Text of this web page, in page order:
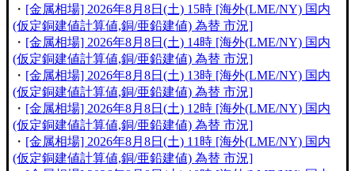
・ [金属相場] 2026年8月8日(土) 15時 [海外(LME/NY) 国内
(仮定銅建値計算値,銅/亜鉛建値) 為替 市況]
・ [金属相場] 2026年8月8日(土) 14時 [海外(LME/NY) 国内
(仮定銅建値計算値,銅/亜鉛建値) 為替 市況]
・ [金属相場] 2026年8月8日(土) 13時 [海外(LME/NY) 国内
(仮定銅建値計算値,銅/亜鉛建値) 為替 市況]
・ [金属相場] 2026年8月8日(土) 12時 [海外(LME/NY) 国内
(仮定銅建値計算値,銅/亜鉛建値) 為替 市況]
・ [金属相場] 2026年8月8日(土) 11時 [海外(LME/NY) 国内
(仮定銅建値計算値,銅/亜鉛建値) 為替 市況]